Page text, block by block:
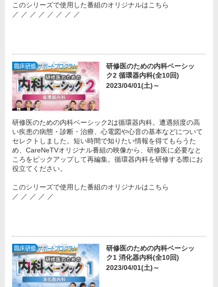
このシリーズで使用した番組のオリジナルはこちら
／ ／ ／ ／ ／ ／ ／ ／
研修医のための内科ベーシッ
ク2 循環器内科(全10回)
2023/04/01(土)～
研修医のための内科ベーシック2は循環器内科。遭遇頻度の高
い疾患の病態・診断・治療、心電図や心音の基本などについて
セレクトしました。短い時間で知りたい情報を得てもらうた
め、CareNeTVオリジナル番組の映像から、研修医に必要なと
ころをピックアップして再編集。循環器内科を研修する際にお
役立てください。
このシリーズで使用した番組のオリジナルはこちら
／ ／ ／ ／ ／
研修医のための内科ベーシッ
ク1 消化器内科(全10回)
2023/04/01(土)～